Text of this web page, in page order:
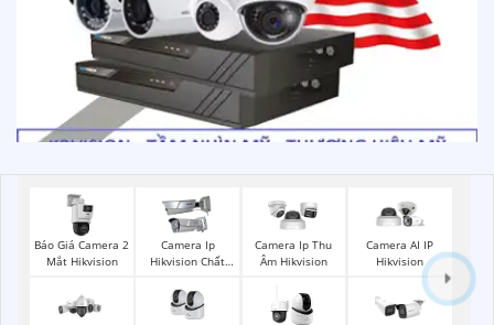
Báo Giá Camera 2
Mắt Hikvision
Camera Ip
Hikvision Chất
Camera Ip Thu
Âm Hikvision
Camera AI IP
Hikvision